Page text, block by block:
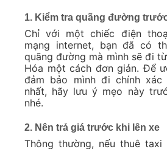
1. Kiểm tra quãng đường
Chỉ với một chiếc điện
mạng internet, bạn đã có
quãng đường mà mình sẽ đi
Hóa một cách đơn giản. Để
đảm bảo mình đi chính xác
nhất, hãy lưu ý mẹo này
nhé.
2. Nên trả giá trước khi lên xe
Thông thường, nếu thuê